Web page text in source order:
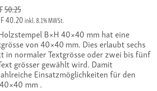
50.25
40.20inkl. 8.1% MWSt.
B×H 40×40 mm hat eine
von 40×40 mm. Dies erlaubt sechs
in normaler Textgrösse oder zwei bis fünf
grösser gewählt wird. Damit
Einsatzmöglichkeiten für den
mm .